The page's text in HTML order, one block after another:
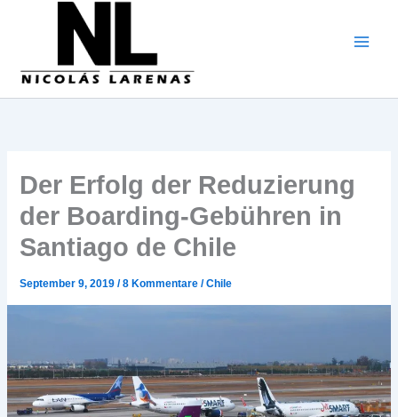
Der Erfolg der Reduzierung
der Boarding-Gebühren in
Santiago de Chile
September 9, 2019/8 Kommentare /Chile